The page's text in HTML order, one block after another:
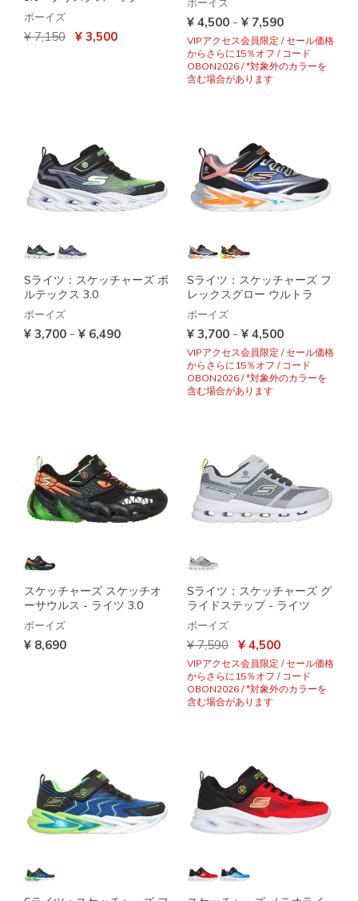
ボーイズ
からの値引き
¥ 7,150 から
¥ 3,500
ボーイズ
¥ 4,500 - ¥ 7,590
VIPアクセス会員限定 / セール価格
からさらに15％オフ / コード
OBON2026 / *対象外のカラーを
含む場合があります
Sライツ：スケッチャーズ ボ
ルテックス 3.0
ボーイズ
¥ 3,700 - ¥ 6,490
Sライツ：スケッチャーズ フ
レックスグロー ウルトラ
ボーイズ
¥ 3,700 - ¥ 4,500
VIPアクセス会員限定 / セール価格
からさらに15％オフ / コード
OBON2026 / *対象外のカラーを
含む場合があります
スケッチャーズ スケッチオ
ーサウルス - ライツ 3.0
ボーイズ
¥ 8,690
Sライツ：スケッチャーズ グ
ライドステップ - ライツ
ボーイズ
からの値引き
¥ 7,590 から
¥ 4,500
VIPアクセス会員限定 / セール価格
からさらに15％オフ / コード
OBON2026 / *対象外のカラーを
含む場合があります